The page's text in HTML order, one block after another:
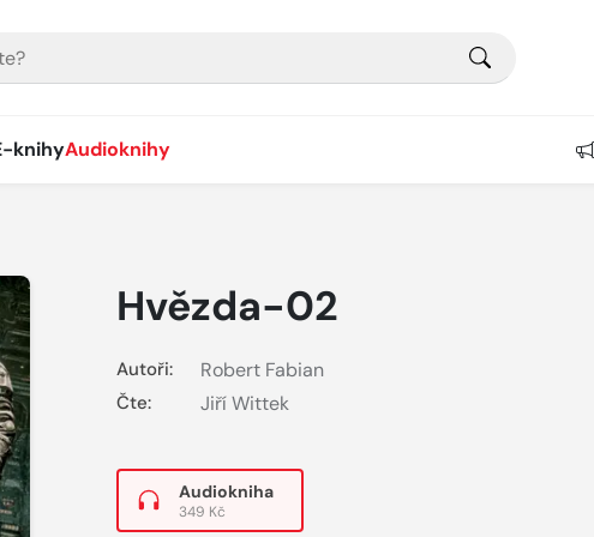
knihyAudioknihy
Hvězda-02
Autoři: Robert Fabian
Čte: Jiří Wittek
Audiokniha
349 Kč